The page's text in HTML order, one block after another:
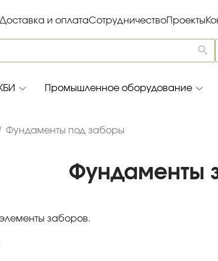
Доставка и оплатаСотрудничество Проекты
Промышленное оборудование
Фундаменты под заборы
Фундаменты
заборов.